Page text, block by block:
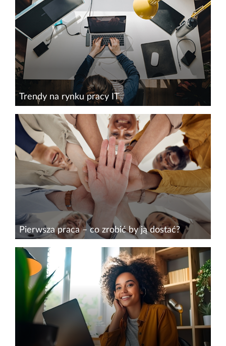
maja br. w formule online, rozmawiałem z
Magdą Kaczanowicz – chemikiem i
technologiem kosmetycznym, która...
Trendy na rynku pracy IT
Wraz z dynamicznym rozwojem sektora
nowoczesnych technologii można dostrzec
charakterystyczne trendy na rynku pracy IT.
Dotyczą one m.in. oczekiwań potencjalnych
pracodawców, trybu zatrudnienia czy...
Pierwsza praca – co zrobić by ją dostać?
Stawiasz pierwsze kroki na rynku pracy i
zastanawiasz się, co możesz zrobić, aby szybko
znaleźć wymarzoną posadę? Warto zacząć od
napisania skutecznego CV, w którym
uwzględnisz swoje najważniejsze...